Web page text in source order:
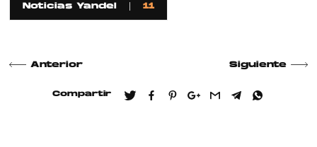
Noticias Yandel 11
Anterior Siguiente
Compartir